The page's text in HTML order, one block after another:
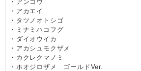
・アンコウ
・アカエイ
・タツノオトシゴ
・ミナミハコフグ
・ダイオウイカ
・アカシュモクザメ
・カクレクマノミ
・ホオジロザメ ゴールドVer.